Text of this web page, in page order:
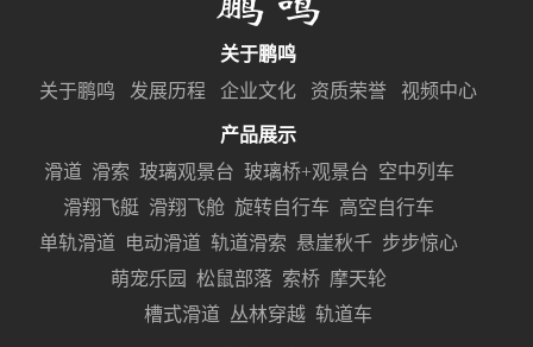
关于鹏鸣
关于鹏鸣
发展历程 企业文化 资质荣誉 视频中心
产品展示
滑道 滑索 玻璃观景台 玻璃桥+观景台 空中列车
滑翔飞艇 滑翔飞舱 旋转自行车 高空自行车
单轨滑道
电动滑道 轨道滑索 悬崖秋千 步步惊心
萌宠乐园
松鼠部落 索桥 摩天轮
槽式滑道 丛林穿越 轨道车